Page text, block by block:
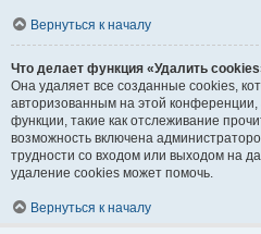
Вернуться к началу
Что делает функция «Удалить
Она удаляет все созданные cookies,
авторизованным на этой
функции, такие как отслеживание
возможность включена
трудности со входом или выходом на
удаление cookies может помочь.
Вернуться к началу